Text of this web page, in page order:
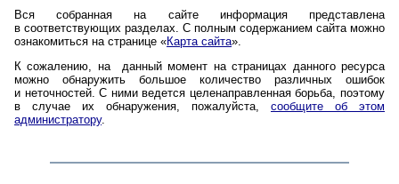
Вся собранная на сайте информация представлена
в соответствующих разделах. С полным содержанием сайта можно
ознакомиться на странице «Карта сайта».
К сожалению, на данный момент на страницах данного ресурса
можно обнаружить большое количество различных ошибок
и неточностей. С ними ведется целенаправленная борьба, поэтому
в случае их обнаружения, пожалуйста, сообщите об этом
администратору.